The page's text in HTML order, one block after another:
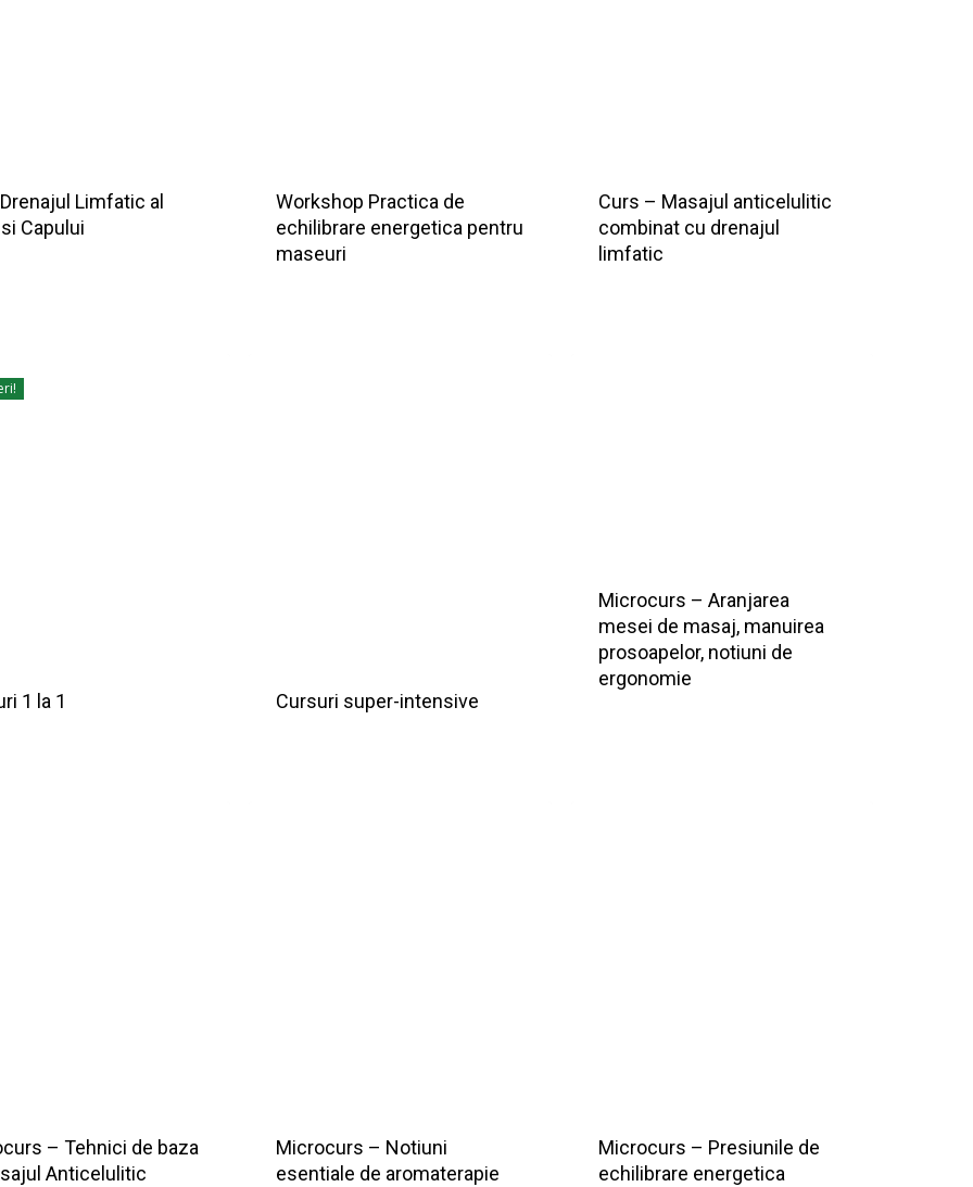
Limfatic al
Capului
Workshop Practica de
echilibrare energetica pentru
maseuri
Curs – Masajul anticelulitic
combinat cu drenajul
limfatic
1 la 1 Cursuri super-intensive
Microcurs – Aranjarea
mesei de masaj, manuirea
prosoapelor, notiuni de
ergonomie
– Tehnici de baza
Anticelulitic
Microcurs – Notiuni
esentiale de aromaterapie
Microcurs – Presiunile de
echilibrare energetica